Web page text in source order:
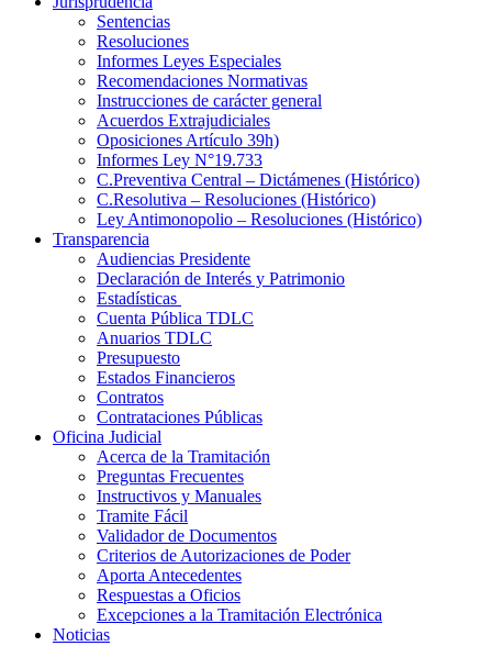
Sentencias
Resoluciones
Informes Leyes Especiales
Recomendaciones Normativas
Instrucciones de carácter general
Acuerdos Extrajudiciales
Oposiciones Artículo 39h)
Informes Ley N°19.733
C.Preventiva Central – Dictámenes (Histórico)
C.Resolutiva – Resoluciones (Histórico)
Ley Antimonopolio – Resoluciones (Histórico)
Transparencia
Audiencias Presidente
Declaración de Interés y Patrimonio
Estadísticas
Cuenta Pública TDLC
Anuarios TDLC
Presupuesto
Estados Financieros
Contratos
Contrataciones Públicas
Oficina Judicial
Acerca de la Tramitación
Preguntas Frecuentes
Instructivos y Manuales
Tramite Fácil
Validador de Documentos
Criterios de Autorizaciones de Poder
Aporta Antecedentes
Respuestas a Oficios
Excepciones a la Tramitación Electrónica
Noticias